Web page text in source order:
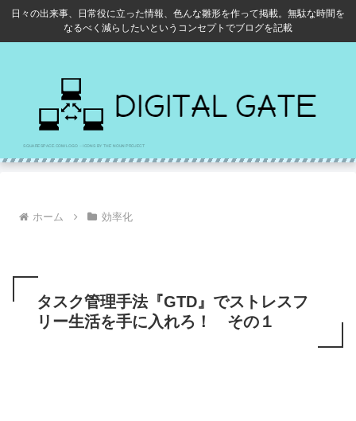
日々の出来事、日常役に立った情報、色んな雛形を作って掲載。無駄な時間を
なるべく減らしたいというコンセプトでブログを記載
ホーム 効率化
タスク管理手法『GTD』でストレスフ
リー生活を手に入れろ！ その１